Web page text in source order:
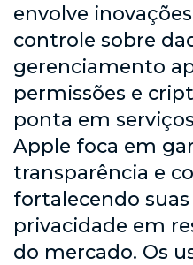
envolve
controle sobre
gerenciamento
permissões e
ponta em
Apple foca em
transparência e
fortalecendo
privacidade em
do mercado. Os